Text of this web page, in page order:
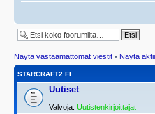
Näytä vastaamattomat viestit • Näytä
STARCRAFT2.FI
Uutiset
Valvoja: Uutistenkirjoittajat